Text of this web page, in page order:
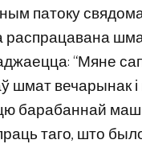
патоку
распрацавана
“Мяне
шмат вечарынак і
барабаннай
таго, што